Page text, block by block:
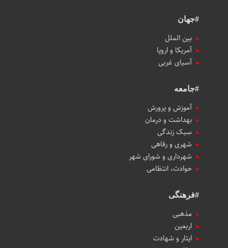
#جهان
بین الملل
آمریکا و اروپا
آسیای غربی
#جامعه
آموزش و پرورش
بهداشت و درمان
سبک زندگی
شهری و رفاهی
شهرداری و شورای شهر
حوادث، انتظامی
#فرهنگی
مذهبی
اربعین
ایثار و شهادت